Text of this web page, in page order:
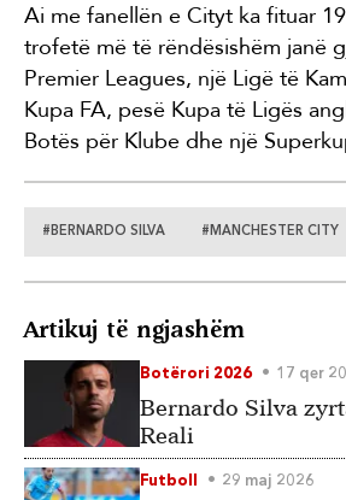
Ai me fanellën e Cityt ka fituar
trofetë më të rëndësishëm janë
Premier Leagues, një Ligë të
Kupa FA, pesë Kupa të Ligës
Botës për Klube dhe një
#BERNARDO SILVA #MANCHESTER CITY
Artikuj të ngjashëm
Botërori 2026 17 qer
Bernardo Silva
Reali
Futboll 29 maj 2026